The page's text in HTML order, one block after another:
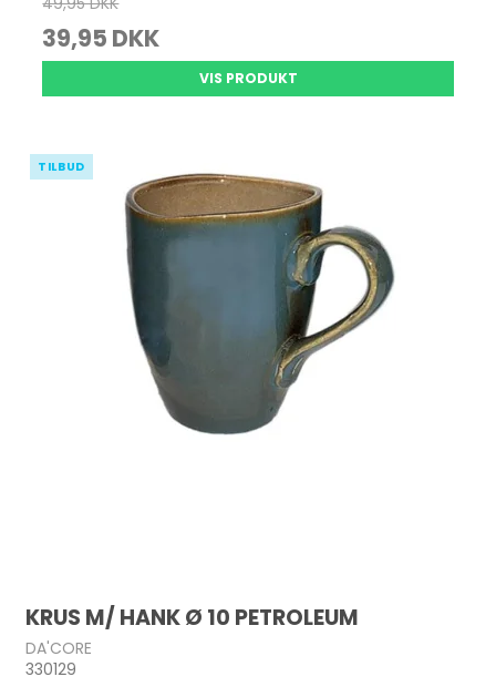
39,95 DKK
VIS PRODUKT
TILBUD
KRUS M/ HANK Ø 10 PETROLEUM
DA'CORE
330129